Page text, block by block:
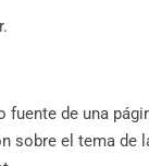
fuente de una
sobre el tema de